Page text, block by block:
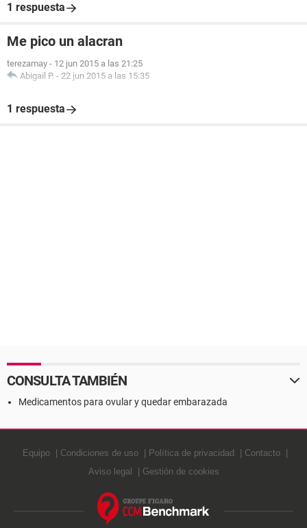
1 respuesta
Me pico un alacran
terezamay - 12 jun 2015 a las 21:25
Abigail P. - 22 jun 2015 a las 15:35
1 respuesta
CONSULTA TAMBIÉN
Medicamentos para ovular y quedar embarazada
Equipo Condiciones de uso Política de privacidad
Contacto
Aviso legal
Gestión de cookies